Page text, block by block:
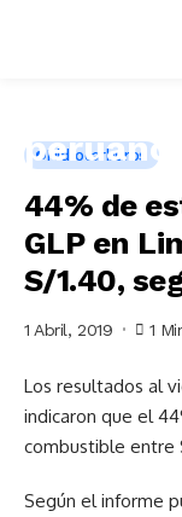
Hidrocarburos
44% de
GLP en
S/1.40,
1 Abril, 2019 1
Los resultados al
indicaron que el
combustible entre
Según el informe